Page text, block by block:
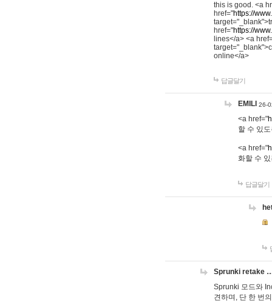
this is good. <a
href="https://
href="https://
lines</a> <a
online</a>
답글달기
EMILI 26-
<a href="
할 수 있
<a href="
화할 수
답글달기
Sprunki retake
Sprunki 모드와
견하며, 단 한 번